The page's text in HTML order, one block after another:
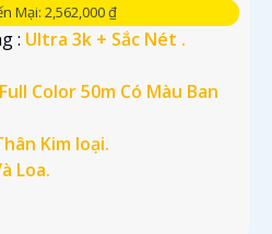
Mại: 2,562,000 ₫
: Ultra 3k + Sắc Nét .
Full Color 50m Có Màu Ban
Kim loại.
Loa.